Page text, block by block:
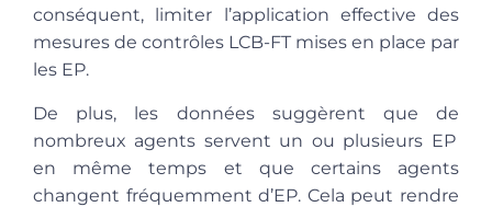
conséquent, limiter l’application effective des
mesures de contrôles LCB-FT mises en place par
les EP.
De plus, les données suggèrent que de
nombreux agents servent un ou plusieurs EP
en même temps et que certains agents
changent fréquemment d’EP. Cela peut rendre